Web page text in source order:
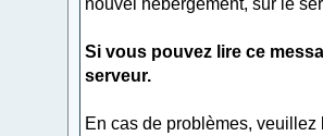
Si vous pouvez lire ce
serveur.
En cas de problèmes,